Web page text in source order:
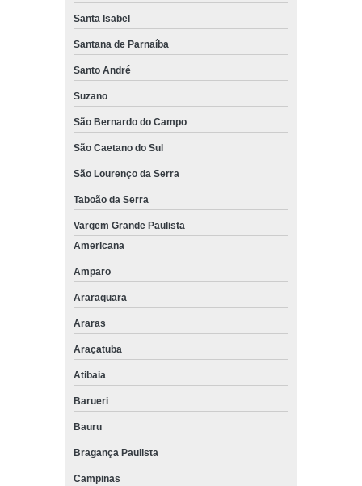
Santa Isabel
Santana de Parnaíba
Santo André
Suzano
São Bernardo do Campo
São Caetano do Sul
São Lourenço da Serra
Taboão da Serra
Vargem Grande Paulista
Americana
Amparo
Araraquara
Araras
Araçatuba
Atibaia
Barueri
Bauru
Bragança Paulista
Campinas